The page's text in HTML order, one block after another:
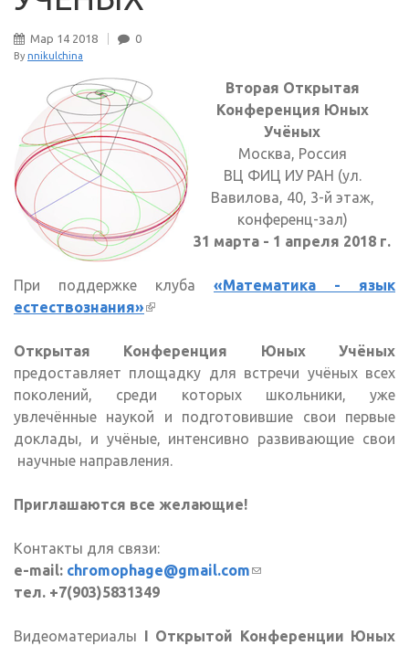
Мар 14 2018 0
By nnikulchina
Вторая Открытая
Конференция Юных
Учёных
Москва, Россия
ВЦ ФИЦ ИУ РАН (ул.
Вавилова, 40, 3-й этаж,
конференц-зал)
31 марта - 1 апреля 2018 г.
При поддержке клуба «Математика - язык
естествознания»(внешняя ссылка)
Открытая Конференция Юных Учёных
предоставляет площадку для встречи учёных всех
поколений, среди которых школьники, уже
увлечённые наукой и подготовившие свои первые
доклады, и учёные, интенсивно развивающие свои
научные направления.
Приглашаются все желающие!
Контакты для связи:
e-mail: chromophage@gmail.com(ссылка для
тел. +7(903)5831349
Видеоматериалы I Открытой Конференции Юных